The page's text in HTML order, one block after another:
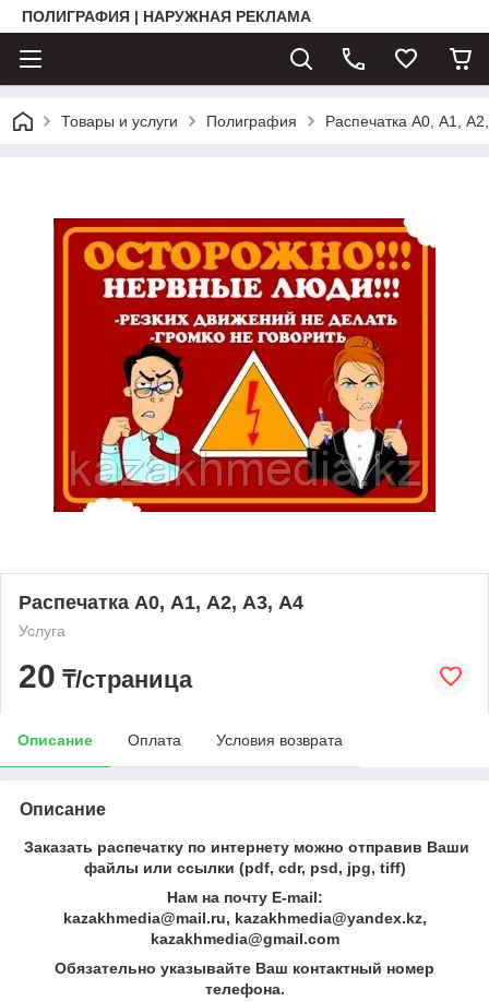
ПОЛИГРАФИЯ | НАРУЖНАЯ РЕКЛАМА
Товары и услуги Полиграфия Распечатка А0, А1,
Распечатка А0, А1, А2, А3, А4
Услуга
20 ₸/страница
Описание Оплата Условия возврата
Описание
Заказать распечатку по интернету можно отправив Ваши
файлы или ссылки (pdf, cdr, psd, jpg, tiff)
Нам на почту E-mail:
kazakhmedia@mail.ru, kazakhmedia@yandex.kz,
kazakhmedia@gmail.com
Обязательно указывайте Ваш контактный номер
телефона.